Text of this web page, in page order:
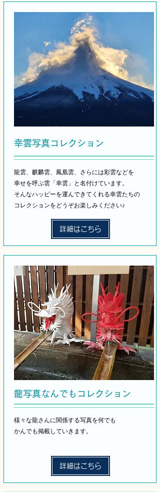
​幸雲写真コレクション
龍雲、麒麟雲、鳳凰雲、さらには彩雲などを
幸せを呼ぶ雲「幸雲」と名付けています。
そんなハッピーを運んできてくれる幸雲たちの
​コレクションをどうぞお楽しみください♪
詳細はこちら
龍写真なんでもコレクション
​様々な龍さんに関係する写真を何でも
かんでも掲載していきます。
詳細はこちら